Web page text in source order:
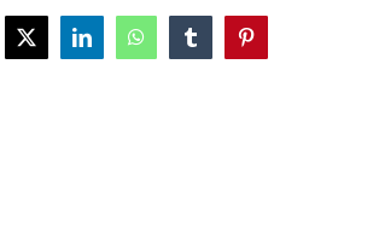
X LinkedInWhatsAppTumblrPinterest